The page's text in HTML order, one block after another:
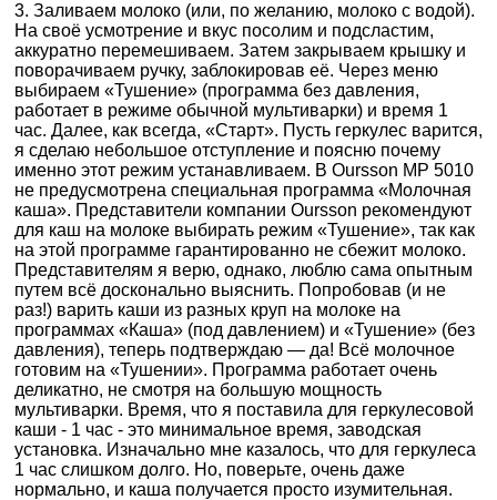
3. Заливаем молоко (или, по желанию, молоко с водой).
На своё усмотрение и вкус посолим и подсластим,
аккуратно перемешиваем. Затем закрываем крышку и
поворачиваем ручку, заблокировав её. Через меню
выбираем «Тушение» (программа без давления,
работает в режиме обычной мультиварки) и время 1
час. Далее, как всегда, «Старт». Пусть геркулес варится,
я сделаю небольшое отступление и поясню почему
именно этот режим устанавливаем. В Oursson MP 5010
не предусмотрена специальная программа «Молочная
каша». Представители компании Oursson рекомендуют
для каш на молоке выбирать режим «Тушение», так как
на этой программе гарантированно не сбежит молоко.
Представителям я верю, однако, люблю сама опытным
путем всё досконально выяснить. Попробовав (и не
раз!) варить каши из разных круп на молоке на
программах «Каша» (под давлением) и «Тушение» (без
давления), теперь подтверждаю — да! Всё молочное
готовим на «Тушении». Программа работает очень
деликатно, не смотря на большую мощность
мультиварки. Время, что я поставила для геркулесовой
каши - 1 час - это минимальное время, заводская
установка. Изначально мне казалось, что для геркулеса
1 час слишком долго. Но, поверьте, очень даже
нормально, и каша получается просто изумительная.